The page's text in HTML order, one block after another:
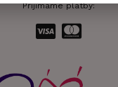
Přijímáme platby: